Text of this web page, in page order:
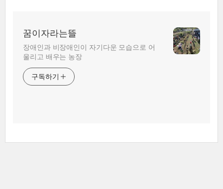
꿈이자라는뜰
장애인과 비장애인이 자기다운 모습으로 어
울리고 배우는 농장
구독하기